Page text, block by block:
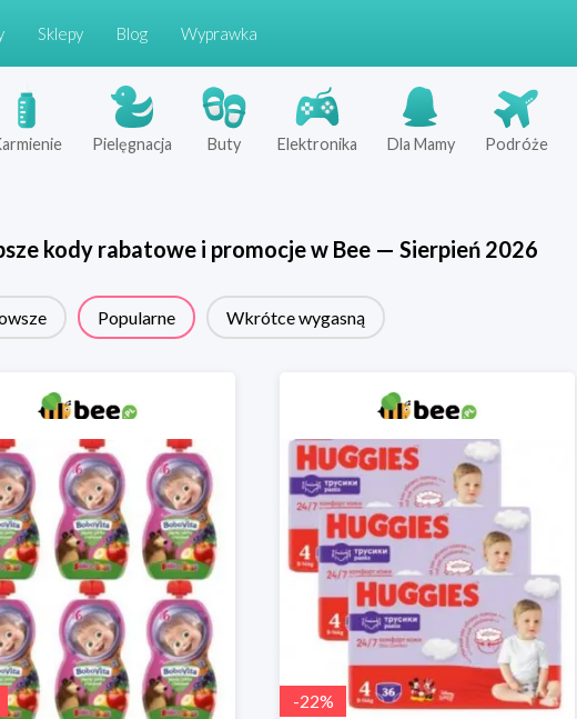
Sklepy Blog Wyprawka
Pielęgnacja Buty Elektronika Dla Mamy Podróże
kody rabatowe i promocje w Bee— Sierpień 2026
Popularne Wkrótce wygasną
-22%